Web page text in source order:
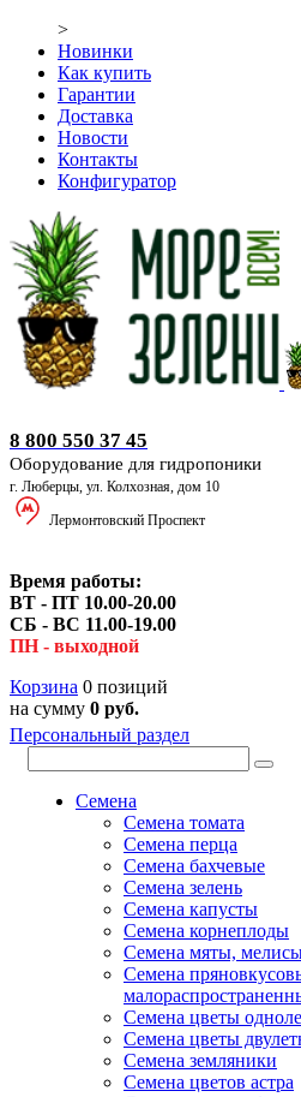
>
Новинки
Как купить
Гарантии
Доставка
Новости
Контакты
Конфигуратор
8 800 550 37 45
Оборудование для гидропоники
г. Люберцы, ул. Колхозная, дом 10
Лермонтовский Проспект
Время работы:
ВТ - ПТ 10.00-20.00
СБ - ВС 11.00-19.00
ПН - выходной
Корзина 0 позиций
на сумму 0 руб.
Персональный раздел
Семена
Семена томата
Семена перца
Семена бахчевые
Семена зелень
Семена капусты
Семена корнеплоды
Семена мяты,
Семена
Семена цветы
Семена цветы
Семена земляники
Семена цветов астра